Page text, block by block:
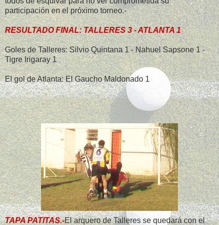
participación en el próximo torneo.-
RESULTADO FINAL: TALLERES 3 - ATLANTA 1
Goles de Talleres: Silvio Quintana 1 - Nahuel Sapsone 1 -
Tigre Irigaray 1
El gol de Atlanta: El Gaucho Maldonado 1
TAPA PATITAS.-El arquero de Talleres se quedará con el